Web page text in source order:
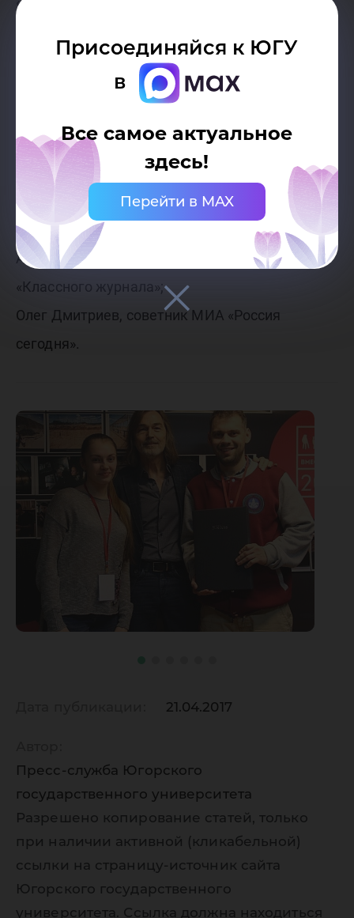
Присоединяйся к ЮГУ
в
Все самое актуальное
здесь!
Перейти в MAX
цифровой стратегии СМИ ИД «КоммерсантЪ»;
Павел Борейко, зам. начальника службы
Елена Абитаева, ведущая радиостанции
«Европа Плюс»;
Александр Амзин, медиаконсультант (в
прошлом – «Лента.ру»);
Алексей Ходорыч, главный редактор
«Классного журнала»;
Олег Дмитриев, советник МИА «Россия
сегодня».
21.04.2017
Пресс-служба Югорского
государственного университета
Разрешено копирование статей, только
при наличии активной (кликабельной)
ссылки на страницу-источник сайта
Югорского государственного
университета. Ссылка должна находиться